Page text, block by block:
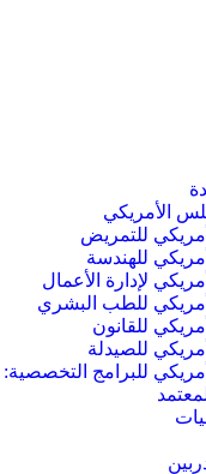
الأمريكي
للتمريض
للهندسة
لإدارة الأعمال
للطب البشري
للقانون
للصيدلة
للبرامج التخصصية: